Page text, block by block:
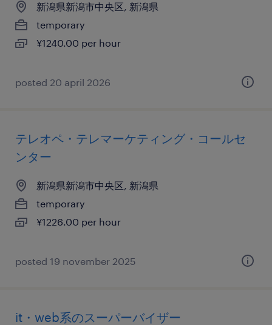
新潟県新潟市中央区, 新潟県
temporary
¥1240.00 per hour
posted 20 april 2026
テレオペ・テレマーケティング・コールセ
ンター
新潟県新潟市中央区, 新潟県
temporary
¥1226.00 per hour
posted 19 november 2025
it・web系のスーパーバイザー